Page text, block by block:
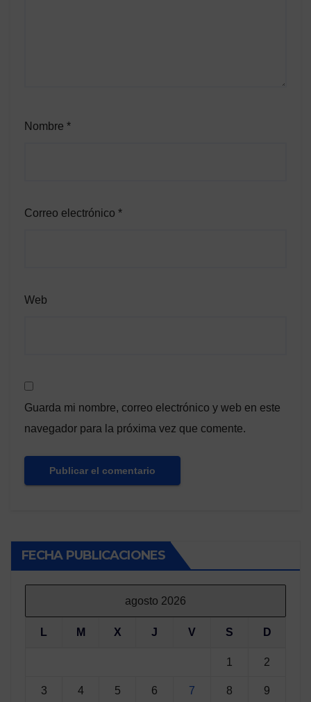
Nombre *
Correo electrónico *
Web
Guarda mi nombre, correo electrónico y web en este
navegador para la próxima vez que comente.
FECHA PUBLICACIONES
agosto 2026
L M X J V S D
1 2
3 4 5 6 7 8 9